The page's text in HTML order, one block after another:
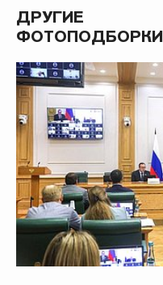
ДРУГИЕ
ФОТОПОДБОРКИ